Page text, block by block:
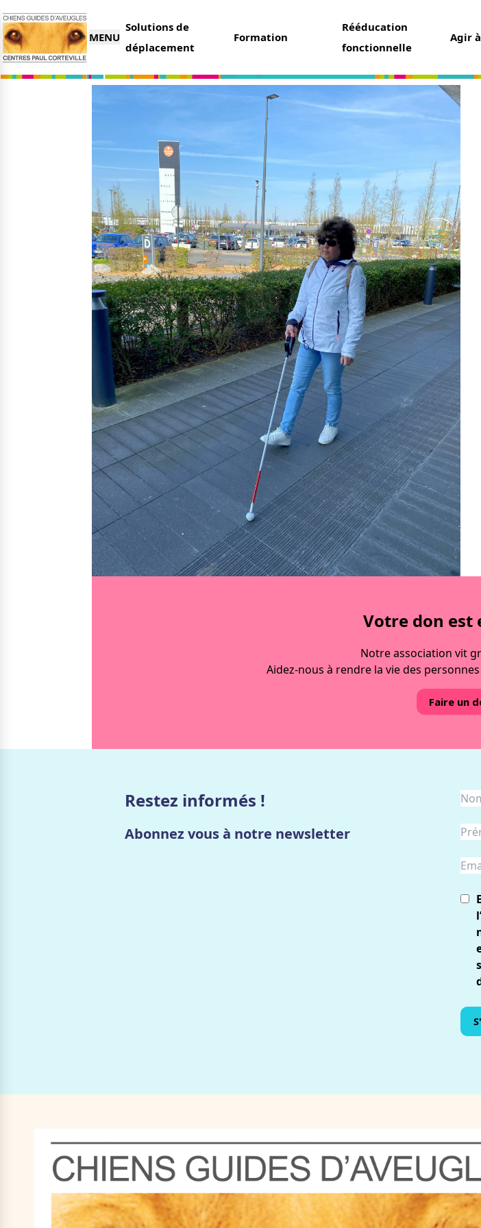
MENU
Solutions de
déplacement
Formation
Rééducation
fonctionnelle
Agir
Qui sommes-nous ?
Nos partenaires
Actualités
Nos remises
Nos dernières actus
Le magazine du donateur
Nos solutions
Le chien guide d’aveugle
La canne blanche électronique
Formation & Rééducation fonctionnelle
Formation
Rééducation fonctionnelle
Faire un don
Legs et assurance vie
Organiser une collecte
Parrainer un futur chien guide
Devenir famille d’accueil
Devenir bénévole
Tout savoir
Irremplaçables, la série
Nous contacter
Votre don est
Notre association vit
Aidez-nous à rendre la vie des
Faire un
Restez informés !
Abonnez vous à notre newsletter